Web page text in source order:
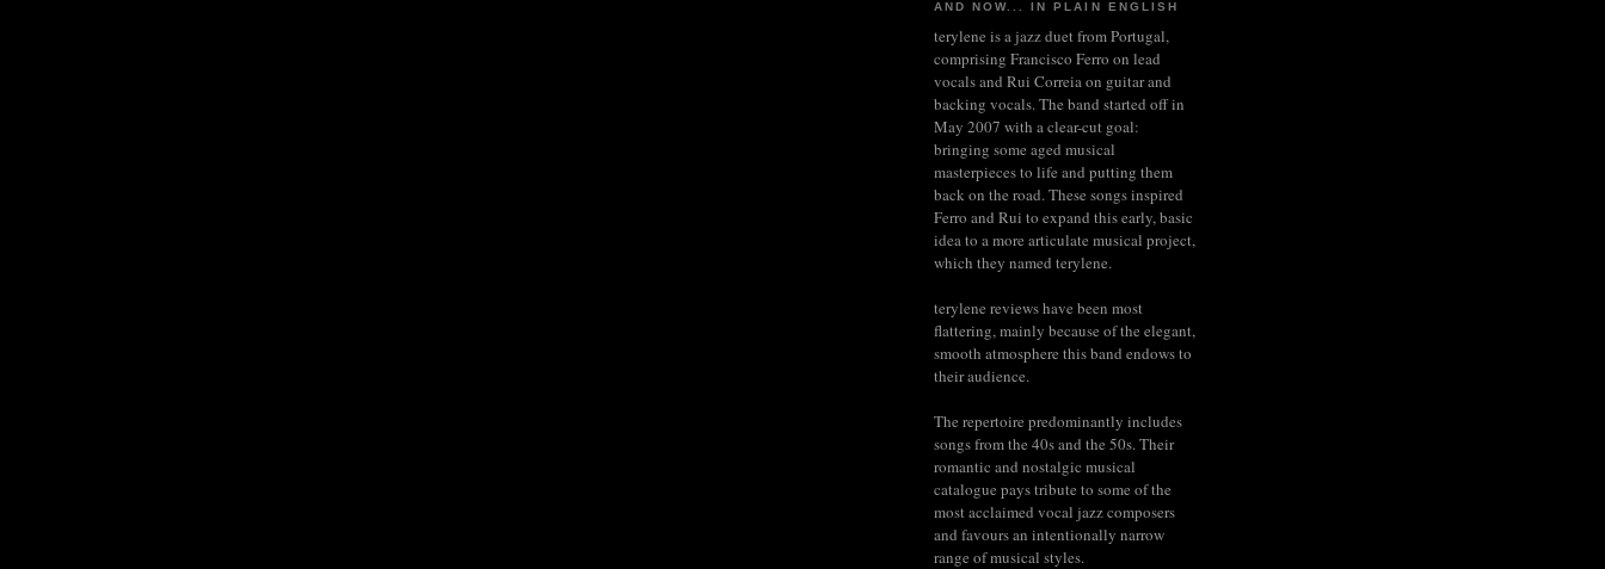
AND NOW... IN PLAIN ENGLISH
terylene is a jazz duet from Portugal,
comprising Francisco Ferro on lead
vocals and Rui Correia on guitar and
backing vocals. The band started off in
May 2007 with a clear-cut goal:
bringing some aged musical
masterpieces to life and putting them
back on the road. These songs inspired
Ferro and Rui to expand this early, basic
idea to a more articulate musical project,
which they named terylene.
terylene reviews have been most
flattering, mainly because of the elegant,
smooth atmosphere this band endows to
their audience.
The repertoire predominantly includes
songs from the 40s and the 50s. Their
romantic and nostalgic musical
catalogue pays tribute to some of the
most acclaimed vocal jazz composers
and favours an intentionally narrow
range of musical styles.